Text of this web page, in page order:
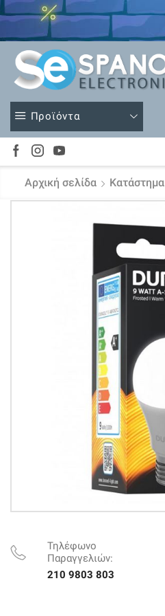
Προϊόντα
Αρχική σελίδα Κατάστημα
Τηλέφωνο
Παραγγελιών:
210 9803 803